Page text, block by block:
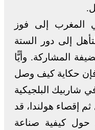
قاد وهبي المغرب إلى فوز
إلى دور الستة
المشاركة. وأيًّا
فإن حكاية كيف وصل
شاربيك البلجيكية
ثم إقصاء هولندا، قد
حول كيفية صناعة